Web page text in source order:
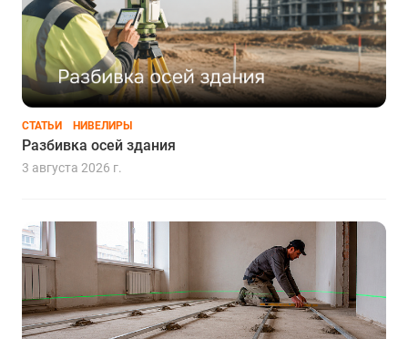
СТАТЬИ НИВЕЛИРЫ
Разбивка осей здания
3 августа 2026 г.